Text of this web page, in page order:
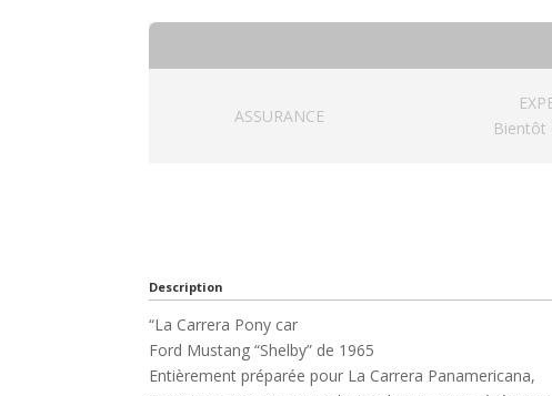
ASSURANCE
Bientôt
Description
“La Carrera Pony car
Ford Mustang “Shelby” de 1965
Entièrement préparée pour La Carrera Panamericana,